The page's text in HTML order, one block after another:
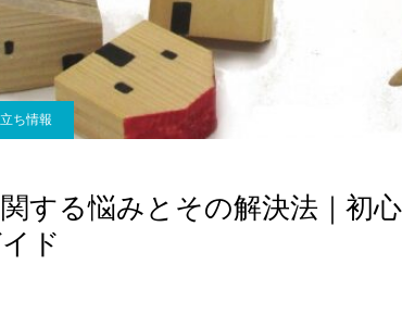
ち情報
する悩みとその解決法｜初
ド